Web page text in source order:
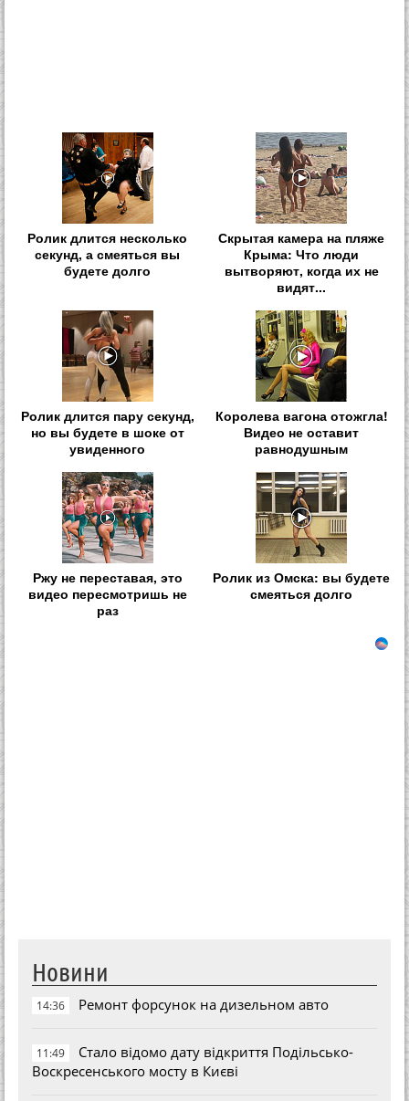
Ролик длится несколько
секунд, а смеяться вы
будете долго
Скрытая камера на пляже
Крыма: Что люди
вытворяют, когда их не
видят...
Ролик длится пару секунд,
но вы будете в шоке от
увиденного
Королева вагона отожгла!
Видео не оставит
равнодушным
Ржу не переставая, это
видео пересмотришь не
раз
Ролик из Омска: вы будете
смеяться долго
Новини
14:36 Ремонт форсунок на дизельном авто
11:49
Стало відомо дату відкриття Подільсько-
Воскресенського мосту в Києві